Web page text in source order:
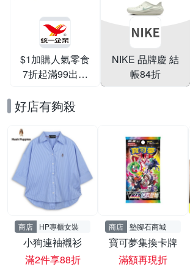
$1加購人氣零食
7折起滿99出貨
NIKE 品牌慶 結
帳84折
好店有夠殺
商店 HP專櫃女裝
小狗連袖襯衫
滿2件享88折
商店 墊腳石商城
寶可夢集換卡牌
滿額再現折